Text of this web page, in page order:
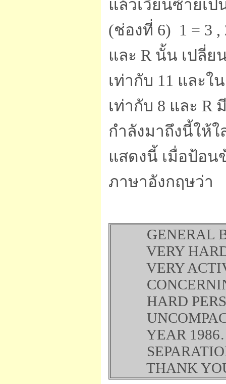
แล้วเวียนซ้ายเ
(ช่องที่ 6) 1 = 3 ,
และ R นั้น เปลี่
เท่ากับ 11 และใ
เท่ากับ 8 และ R
กำลังมาถึงนี้ให้
แสดงนี้ เมื่อป้อน
ภาษาอังกฤษว่า
GENERAL
VERY HARD
VERY
HARD
YEAR
SEPARATION
THANK